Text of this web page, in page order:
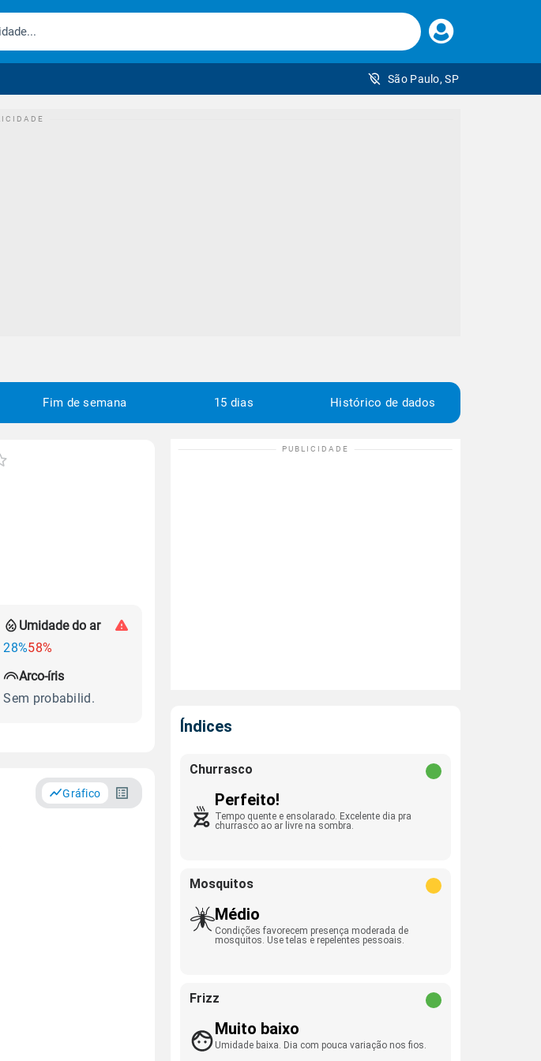
Faça
seu
São Paulo, SP
Fim de semana 15 dias Histórico de dados
Umidade do ar
28%58%
Arco-íris
Sem probabilid.
Gráfico
Índices
Churrasco
Perfeito!
Tempo quente e ensolarado. Excelente dia pra
churrasco ao ar livre na sombra.
Mosquitos
Médio
Condições favorecem presença moderada de
mosquitos. Use telas e repelentes pessoais.
Frizz
Muito baixo
Umidade baixa. Dia com pouca variação nos fios.